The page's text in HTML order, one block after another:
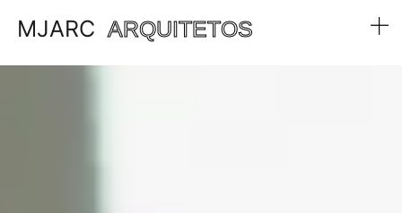
MJARC ARQUITETOS